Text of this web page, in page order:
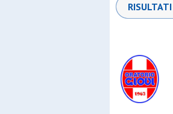
RISULTATI